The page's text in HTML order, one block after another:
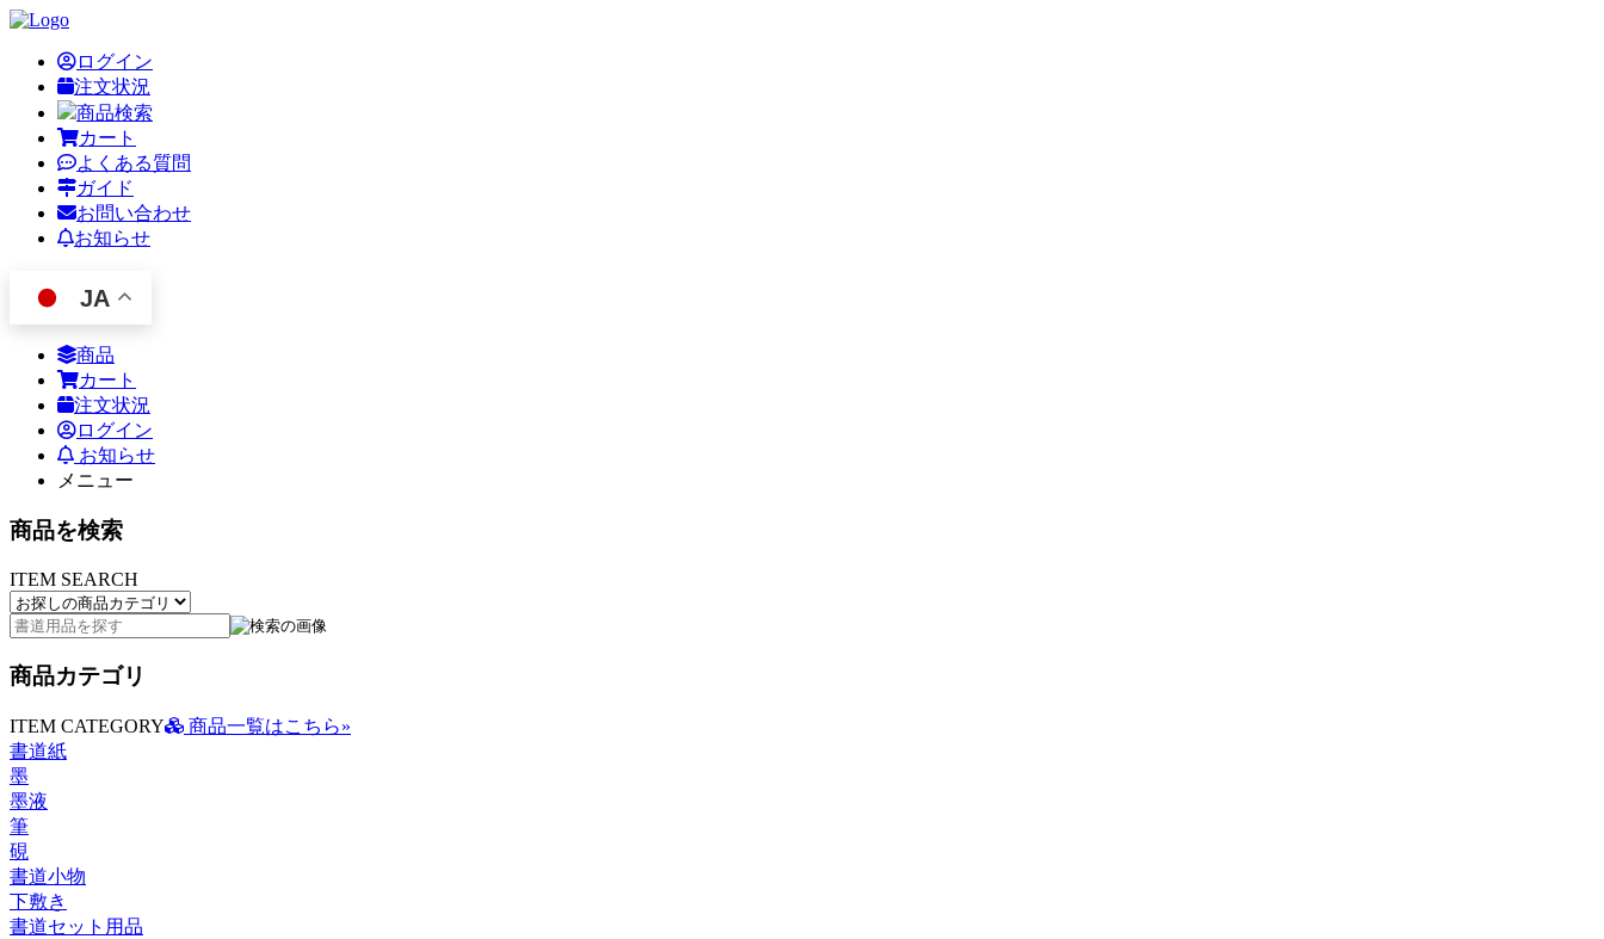
ログイン
注文状況
商品検索
カート
よくある質問
ガイド
お問い合わせ
お知らせ
JA
商品
カート
注文状況
ログイン
お知らせ
メニュー
商品を検索
ITEM SEARCH
商品カテゴリ
ITEM CATEGORY
商品一覧はこちら»
書道紙
墨
墨液
筆
硯
書道小物
下敷き
書道セット用品